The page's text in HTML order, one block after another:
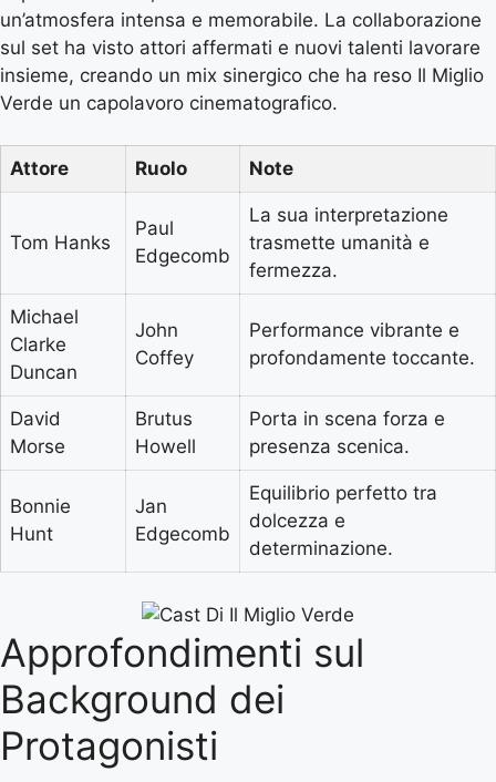
un’atmosfera intensa e memorabile. La collaborazione
sul set ha visto attori affermati e nuovi talenti lavorare
insieme, creando un mix sinergico che ha reso Il Miglio
Verde un capolavoro cinematografico.
Attore Ruolo Note
Tom Hanks
Paul
Edgecomb
La sua interpretazione
trasmette umanità e
fermezza.
Michael
Clarke
Duncan
John
Coffey
Performance vibrante e
profondamente toccante.
David
Morse
Brutus
Howell
Porta in scena forza e
presenza scenica.
Bonnie
Hunt
Jan
Edgecomb
Equilibrio perfetto tra
dolcezza e
determinazione.
Approfondimenti sul
Background dei
Protagonisti